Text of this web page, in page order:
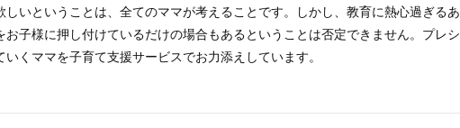
いということは、全てのママが考えることです。しかし、教育に熱心過ぎるあ
お子様に押し付けているだけの場合もあるということは否定できません。プレシ
くママを子育て支援サービスでお力添えしています。